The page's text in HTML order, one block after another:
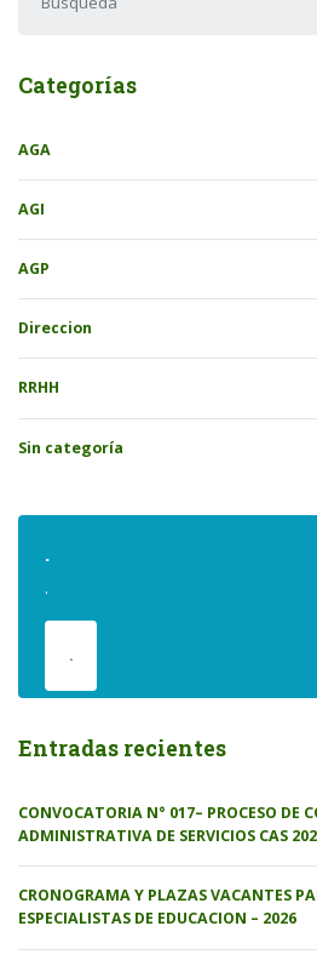
Categorías
AGA
AGI
AGP
Direccion
RRHH
Sin categoría
.
.
.
Entradas recientes
CONVOCATORIA N° 017– PROCESO DE
ADMINISTRATIVA DE SERVICIOS CAS
CRONOGRAMA Y PLAZAS VACANTES
ESPECIALISTAS DE EDUCACION – 2026